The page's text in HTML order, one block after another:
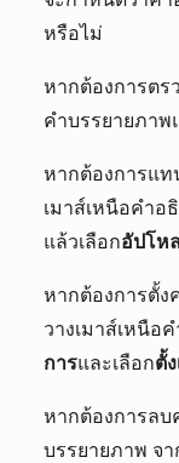
หรือไม่
หากต้องการตร
คำบรรยายภาพ
หากต้องการแท
เมาส์เหนือคำอ
แล้วเลือกอัปโห
หากต้องการตั้
วางเมาส์เหนือ
การและเลือกตั้
หากต้องการลบ
บรรยายภาพ จ